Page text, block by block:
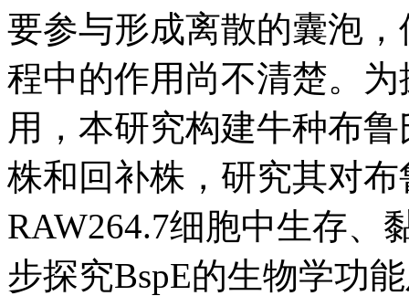
要参与形成离散的囊泡
程中的作用尚不清楚。
用，本研究构建牛种布
株和回补株，研究其对
RAW264.7细胞中生存、
步探究BspE的生物学功